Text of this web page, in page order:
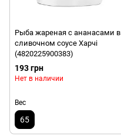
Рыба жареная с ананасами в
сливочном соусе Харчі
(4820225900383)
193 грн
Нет в наличии
Вес
65